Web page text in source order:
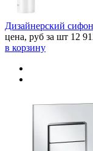
Дизайнерский
цена, руб за шт 12
в корзину